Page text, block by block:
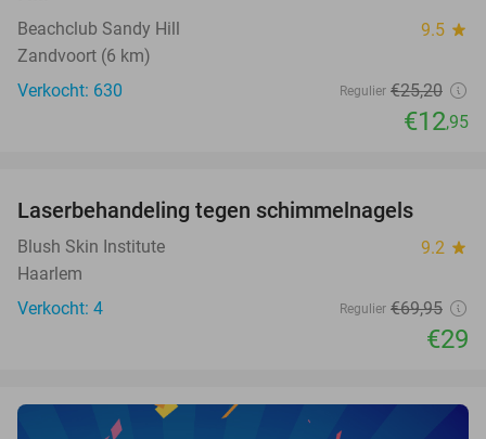
Beachclub Sandy Hill 9.5 star
Zandvoort (6 km)
Verkocht: 630
Regulier €25,20
€12,95
TODAY
Laserbehandeling tegen schimmelnagels
Blush Skin Institute 9.2 star
Haarlem
Verkocht: 4
Regulier €69,95
€29